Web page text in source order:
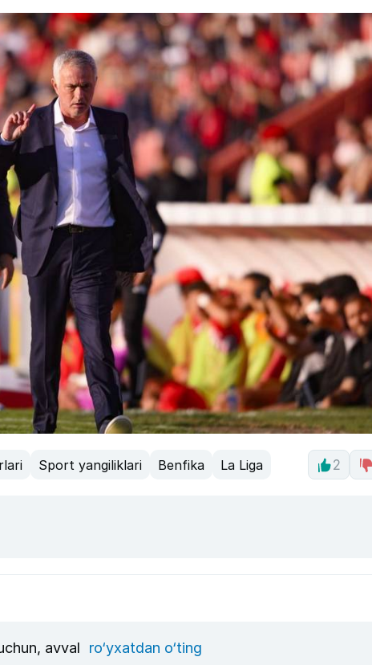
Sport yangiliklari Benfika La Liga 2
avval ro‘yxatdan o‘ting